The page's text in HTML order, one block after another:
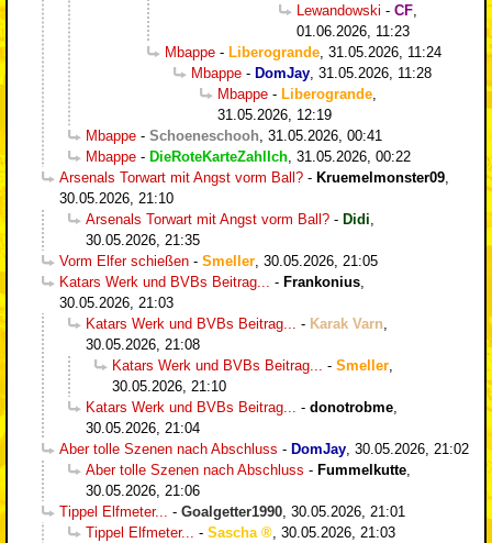
Lewandowski - CF
01.06.2026, 11:23
Mbappe - Liberogrande 31.05.2026, 11:24
Mbappe - DomJay 31.05.2026, 11:28
Mbappe - Liberogrande
31.05.2026, 12:19
Mbappe - Schoeneschooh 31.05.2026, 00:41
Mbappe - DieRoteKarteZahlIch 31.05.2026, 00:22
Arsenals Torwart mit Angst vorm Ball? - Kruemelmonster09
30.05.2026, 21:10
Arsenals Torwart mit Angst vorm Ball? - Didi
30.05.2026, 21:35
Vorm Elfer schießen - Smeller 30.05.2026, 21:05
Katars Werk und BVBs Beitrag...
- Frankonius
30.05.2026, 21:03
Katars Werk und BVBs Beitrag...
- Karak Varn
30.05.2026, 21:08
Katars Werk und BVBs Beitrag...
- Smeller
30.05.2026, 21:10
Katars Werk und BVBs Beitrag...
- donotrobme
30.05.2026, 21:04
Aber tolle Szenen nach Abschluss - DomJay 30.05.2026, 21:02
Aber tolle Szenen nach Abschluss - Fummelkutte
30.05.2026, 21:06
Tippel Elfmeter...
- Goalgetter1990 30.05.2026, 21:01
Tippel Elfmeter...
- Sascha
30.05.2026, 21:03